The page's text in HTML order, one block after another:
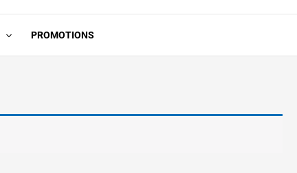
PROMOTIONS